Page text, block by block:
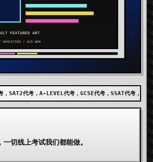
代考，GCSE代考，SSAT代考，出国留学代考，
切线上考试我们都能做。